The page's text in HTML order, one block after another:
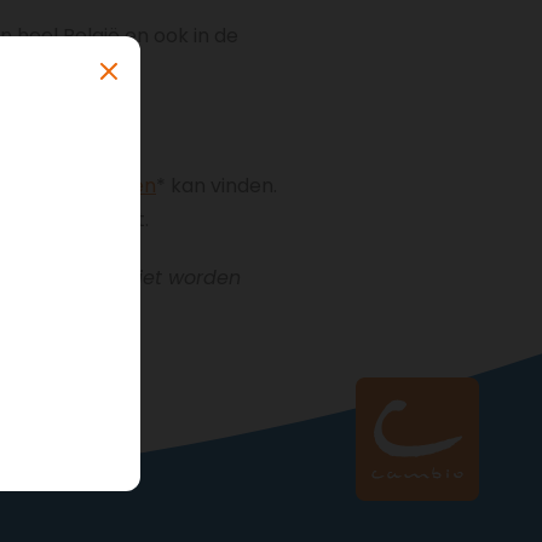
België en ook in de
standplaatsen
kunnen niet worden